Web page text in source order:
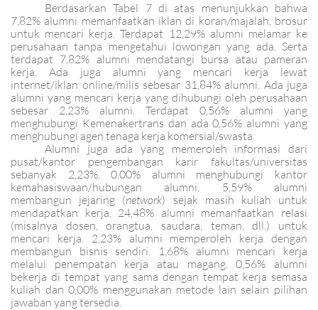
Berdasarkan Tabel 7 di atas menunjukkan bahwa
7,82% alumni memanfaatkan iklan di koran/majalah, brosur
untuk mencari kerja. Terdapat 12,29% alumni melamar ke
perusahaan tanpa mengetahui lowongan yang ada. Serta
terdapat 7,82% alumni mendatangi bursa atau pameran
kerja. Ada juga alumni yang mencari kerja lewat
internet/iklan online/milis sebesar 31,84% alumni. Ada juga
alumni yang mencari kerja yang dihubungi oleh perusahaan
sebesar 2,23% alumni. Terdapat 0,56% alumni yang
menghubungi Kemenakertrans dan ada 0,56% alumni yang
menghubungi agen tenaga kerja komersial/swasta.
Alumni juga ada yang memeroleh informasi dari
pusat/kantor pengembangan karir fakultas/universitas
sebanyak 2,23%. 0,00% alumni menghubungi kantor
kemahasiswaan/hubungan alumni. 5,59% alumni
membangun jejaring (network) sejak masih kuliah untuk
mendapatkan kerja. 24,48% alumni memanfaatkan relasi
(misalnya dosen, orangtua, saudara, teman, dll.) untuk
mencari kerja. 2,23% alumni memperoleh kerja dengan
membangun bisnis sendiri. 1,68% alumni mencari kerja
melalui penempatan kerja atau magang. 0,56% alumni
bekerja di tempat yang sama dengan tempat kerja semasa
kuliah dan 0,00% menggunakan metode lain selain pilihan
jawaban yang tersedia.